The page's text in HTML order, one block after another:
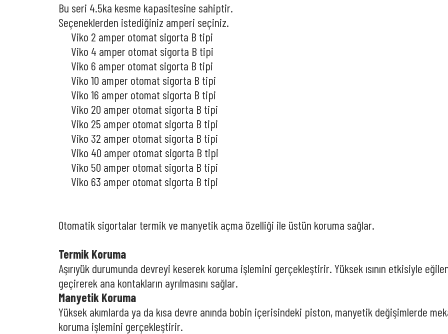
Bu seri 4.5ka kesme kapasitesine sahiptir.
Seçeneklerden istediğiniz amperi seçiniz.
Viko 2 amper otomat sigorta B tipi
Viko 4 amper otomat sigorta B tipi
Viko 6 amper otomat sigorta B tipi
Viko 10 amper otomat sigorta B tipi
Viko 16 amper otomat sigorta B tipi
Viko 20 amper otomat sigorta B tipi
Viko 25 amper otomat sigorta B tipi
Viko 32 amper otomat sigorta B tipi
Viko 40 amper otomat sigorta B tipi
Viko 50 amper otomat sigorta B tipi
Viko 63 amper otomat sigorta B tipi
Otomatik sigortalar termik ve manyetik açma özelliği ile üstün koruma sağlar.
Termik Koruma
Aşırıyük durumunda devreyi keserek koruma işlemini gerçekleştirir. Yüksek ısının etkisiyle
geçirerek ana kontakların ayrılmasını sağlar.
Manyetik Koruma
Yüksek akımlarda ya da kısa devre anında bobin içerisindeki piston, manyetik değişimlerde
koruma işlemini gerçekleştirir.